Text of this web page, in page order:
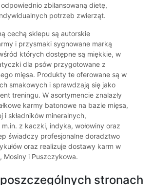
zbilansowaną dietę,
potrzeb zwierząt.
cechą sklepu są autorskie
i przysmaki sygnowane marką
których dostępne są miękkie, w
dla psów przygotowane z
mięsa. Produkty te oferowane są w
smakowych i sprawdzają się jako
treningu. W asortymencie znalazły
karmy batonowe na bazie mięsa,
i składników mineralnych,
z kaczki, indyka, wołowiny oraz
świadczy profesjonalne doradztwo
oraz realizuje dostawy karm w
Mosiny i Puszczykowa.
stronach